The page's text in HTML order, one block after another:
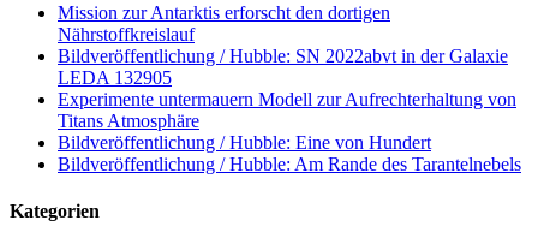
Mission zur Antarktis erforscht den dortigen
Nährstoffkreislauf
Bildveröffentlichung / Hubble: SN 2022abvt in der Galaxie
LEDA 132905
Experimente untermauern Modell zur Aufrechterhaltung von
Titans Atmosphäre
Bildveröffentlichung / Hubble: Eine von Hundert
Bildveröffentlichung / Hubble: Am Rande des Tarantelnebels
Kategorien